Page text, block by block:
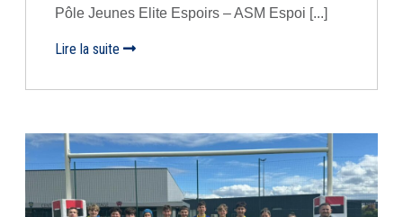
Pôle Jeunes Elite Espoirs – ASM Espoi [...]
Lire la suite